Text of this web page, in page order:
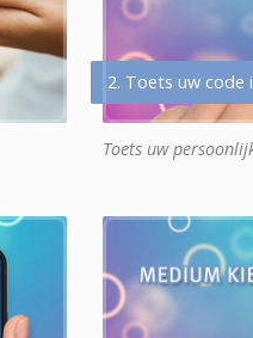
2. Toets uw code
Toets uw